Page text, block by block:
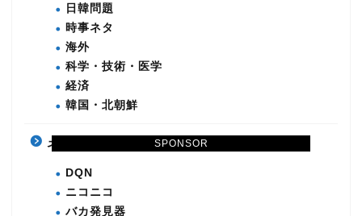
SPONSOR
日韓問題
時事ネタ
海外
科学・技術・医学
経済
韓国・北朝鮮
ネタ・雑談
DQN
ニコニコ
バカ発見器